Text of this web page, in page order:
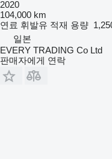
2020
104,000 km
연료 휘발유 적재 용량
일본
EVERY TRADING Co Ltd
판매자에게 연락